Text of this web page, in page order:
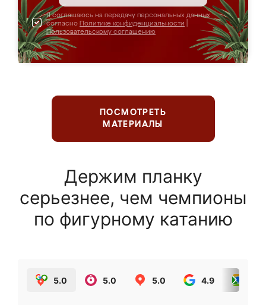
Я соглашаюсь на передачу персональных данных
согласно Политике конфиденциальности
Пользовательскому соглашению
ПОСМОТРЕТЬ
МАТЕРИАЛЫ
Держим планку
серьезнее, чем чемпионы
по фигурному катанию
5.0 5.0 5.0 4.9